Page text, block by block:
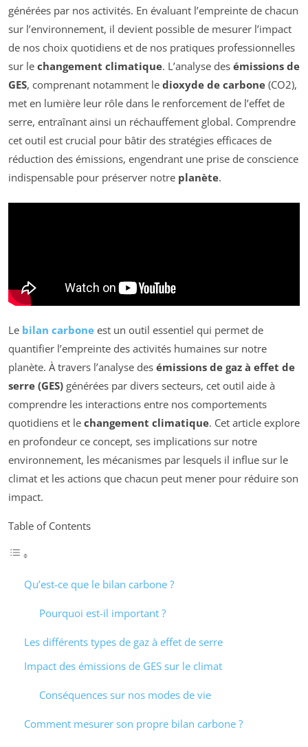
générées par nos activités. En évaluant l’empreinte de chacun
sur l’environnement, il devient possible de mesurer l’impact
de nos choix quotidiens et de nos pratiques professionnelles
sur le changement climatique. L’analyse des émissions de
GES, comprenant notamment le dioxyde de carbone (CO2),
met en lumière leur rôle dans le renforcement de l’effet de
serre, entraînant ainsi un réchauffement global. Comprendre
cet outil est crucial pour bâtir des stratégies efficaces de
réduction des émissions, engendrant une prise de conscience
indispensable pour préserver notre planète.
Le bilan carbone est un outil essentiel qui permet de
quantifier l’empreinte des activités humaines sur notre
planète. À travers l’analyse des émissions de gaz à effet de
serre (GES) générées par divers secteurs, cet outil aide à
comprendre les interactions entre nos comportements
quotidiens et le changement climatique. Cet article explore
en profondeur ce concept, ses implications sur notre
environnement, les mécanismes par lesquels il influe sur le
climat et les actions que chacun peut mener pour réduire son
impact.
Table of Contents
Qu’est-ce que le bilan carbone ?
Pourquoi est-il important ?
Les différents types de gaz à effet de serre
Impact des émissions de GES sur le climat
Conséquences sur nos modes de vie
Comment mesurer son propre bilan carbone ?